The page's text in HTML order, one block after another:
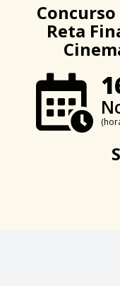
Concurso
Reta